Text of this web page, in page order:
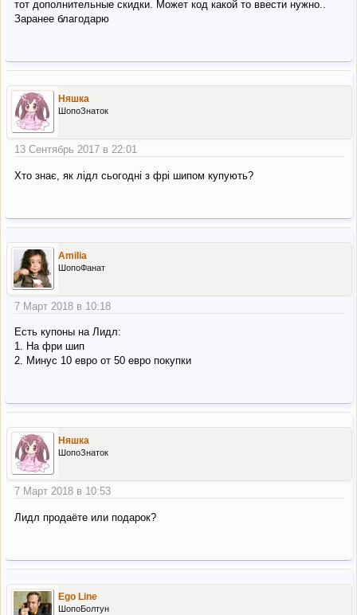
тот дополнительные скидки. Может код какой то ввести нужно..
Заранее благодарю
Няшка
ШопоЗнаток
13 Сентябрь 2017 в 22:01
Хто знає, як лідл сьогодні з фрі шипом купують?
Amilia
ШопоФанат
7 Март 2018 в 10:18
Есть купоны на Лидл:
1. На фри шип
2. Минус 10 евро от 50 евро покупки
Няшка
ШопоЗнаток
7 Март 2018 в 10:53
Лидл продаёте или подарок?
Ego Line
ШопоБолтун